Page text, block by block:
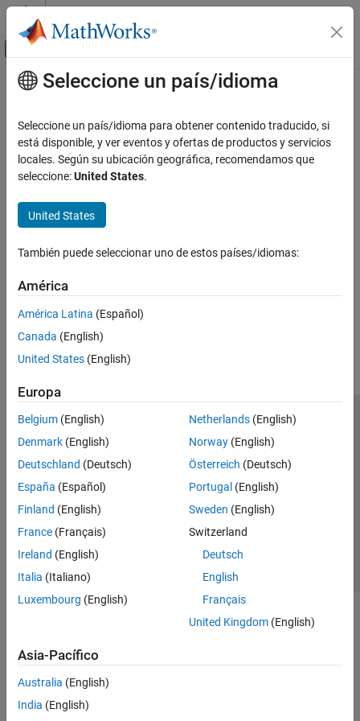
Saltar al contenido
Mostrar/ocultar menú de navegación
Inicio de Documentación
Contenido principal
¿Qué tan útil fue esta traducción?
Seleccione un país/idioma
Seleccione un país/idioma para obtener contenido traducido, si
está disponible, y ver eventos y ofertas de productos y servicios
locales. Según su ubicación geográfica, recomendamos que
seleccione:United States.
United States
También puede seleccionar uno de estos países/idiomas:
América
América Latina (Español)
Canada (English)
United States (English)
Europa
Belgium (English)
Denmark (English)
Deutschland (Deutsch)
España (Español)
Finland (English)
France (Français)
Ireland (English)
Italia (Italiano)
Luxembourg (English)
Netherlands(English)
Norway(English)
Österreich (Deutsch)
Portugal (English)
Sweden (English)
Switzerland
Deutsch
English
Français
United Kingdom(English)
Asia-Pacífico
Australia (English)
India (English)
Centro de confianza
Marcas comerciales
Política de privacidad
Antipiratería
Estado de las aplicaciones
Información de contacto
© 1994-2026 The MathWorks, Inc.
Seleccione un país/